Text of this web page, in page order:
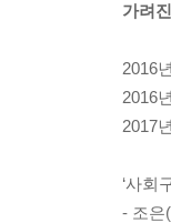
부정
---
사람
---
가려
2016
2016
2017
‘사회
- 조은